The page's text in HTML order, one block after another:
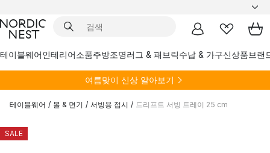
테이블웨어인테리어소품주방조명러그 & 패브릭수납 & 가구신상품브랜
여름맞이 신상 알아보기
테이블웨어 / 볼 & 면기 / 서빙용 접시 / 드리프트 서빙 트레이 25 cm
SALE